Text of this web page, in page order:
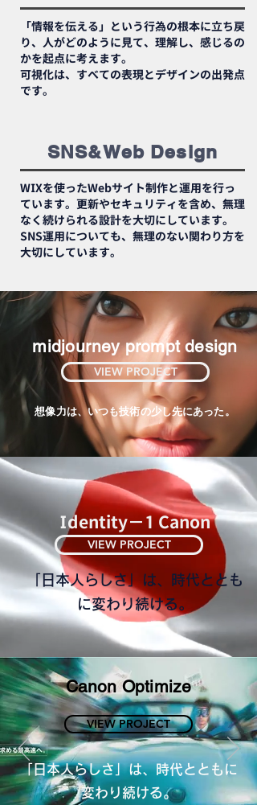
「情報を伝える」という行為の根本に立ち戻
り、人がどのように見て、理解し、感じるの
かを起点に考えます。
可視化は、すべての表現とデザインの出発点
です。
SNS&Web Design
WIXを使ったWebサイト制作と運用を行っ
ています。更新やセキュリティを含め、無理
なく続けられる設計を大切にしています。
SNS運用についても、無理のない関わり方を
大切にしています。
midjourney prompt design
VIEW PROJECT
想像力は、いつも技術の少し先にあった。
Identity−1 Canon
VIEW PROJECT
「日本人らしさ」は、時代ととも
に変わり続ける。
Canon Optimize
VIEW PROJECT
「日本人らしさ」は、時代とともに
変わり続ける。